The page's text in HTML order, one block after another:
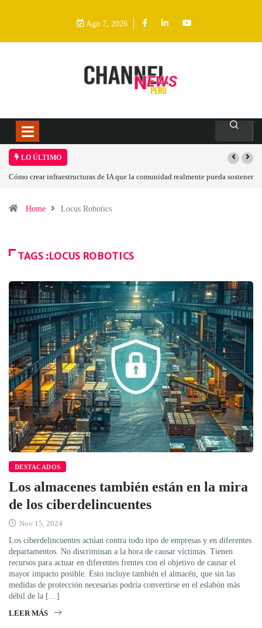
Ago 7, 2026
LO ÚLTIMO
Cómo crear infraestructuras de IA que la comunidad realmente pueda sostener
Home Locus Robotics
TAGS :LOCUS ROBOTICS
DESTACADOS
Los almacenes también están en la mira
de los ciberdelincuentes
Nov 15, 2024
Los ciberdelincuentes actúan contra todo tipo de empresas y en diferentes
departamentos. No discriminan a la hora de causar víctimas. Tienen
recursos para actuar en diferentes frentes con el objetivo de causar el
mayor impacto posible. Esto incluye también el almacén, que sin las
medidas de protección necesarias podría convertirse en el eslabón más
débil de la […]
LEER MÁS